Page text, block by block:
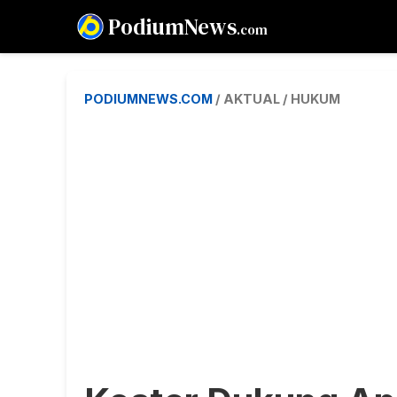
PodiumNews.com
PODIUMNEWS.COM / AKTUAL / HUKUM